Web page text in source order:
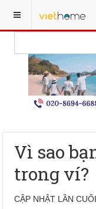
Vì sao
trong ví?
CẬP NHẬT LẦN